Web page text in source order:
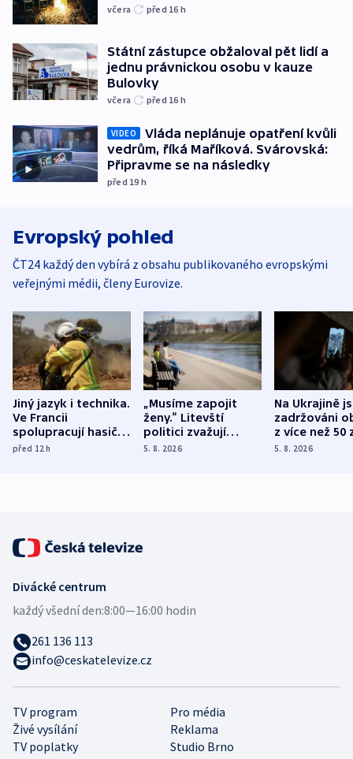
včera před 16 h
Státní zástupce obžaloval pět lidí a
jednu právnickou osobu v kauze
Bulovky
včera před 16 h
VIDEO
Vláda neplánuje opatření kvůli
vedrům, říká Maříková. Svárovská:
Připravme se na následky
před 19 h
Evropský pohled
ČT24 každý den vybírá z obsahu publikovaného evropskými
veřejnými médii, členy Eurovize.
Jiný jazyk i technika.
Ve Francii
spolupracují hasiči z
různých zemí
před 12h
„Musíme zapojit
ženy.“ Litevští
politici zvažují
dohodu o
5. 8. 2026
Na Ukrajině
zadržováni
z více než 50
Bojovali na
5. 8. 2026
TV program
Pro média
Živé vysílání
Reklama
TV poplatky
Studio Brno
Divácké centrum
každý všední den:8:00—16:00 hodin
261 136 113
info@ceskatelevize.cz